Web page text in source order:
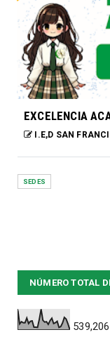
EXCELENCIA
I.E,D SAN
SEDES
NÚMERO TOTAL
539,206